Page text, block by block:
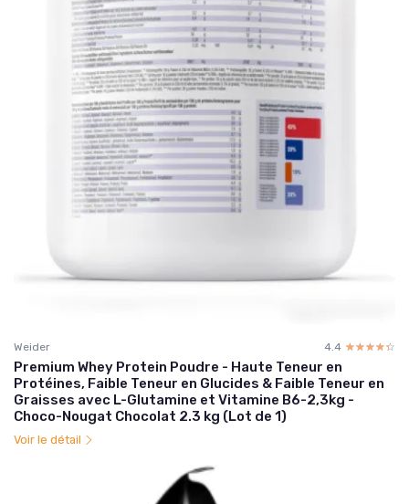
Weider 4.4 ☆☆☆☆☆
★★★★★
Premium Whey Protein Poudre - Haute Teneur en
Protéines, Faible Teneur en Glucides & Faible Teneur en
Graisses avec L-Glutamine et Vitamine B6-2,3kg -
Choco-Nougat Chocolat 2.3 kg (Lot de 1)
Voir le détail